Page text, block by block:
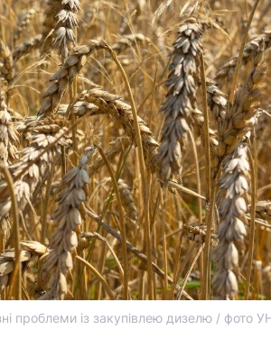
проблеми із закупівлею дизелю / фото